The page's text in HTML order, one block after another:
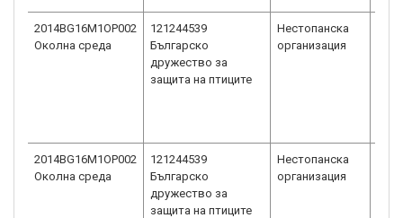
2014BG16M1OP002
Околна среда
121244539
Българско
дружество за
защита на птиците
Нестопанска
организация
2014BG16M1OP002
Околна среда
121244539
Българско
дружество за
защита на птиците
Нестопанска
организация